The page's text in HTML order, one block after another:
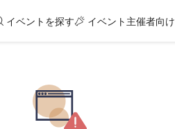
イベントを探す イベント主催者向け